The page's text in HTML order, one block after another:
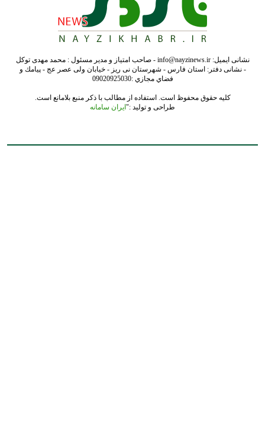
نشانی ایمیل: info@nayzinews.ir - صاحب امتیاز و مدیر مسئول : محمد مهدی توکل
- نشانی دفتر: استان فارس - شهرستان نی ریز - خیابان ولی عصر عج - پيامك و
فضاي مجازي :09020925030
کلیه حقوق محفوظ است. استفاده از مطالب با ذکر منبع بلامانع است.
طراحی و تولید :" ایران سامانه